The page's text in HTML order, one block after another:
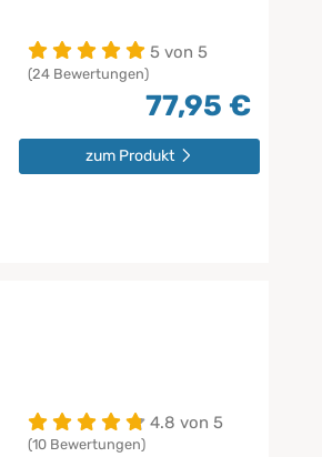
5 von 5
(24 Bewertungen)
77,95 €
zum Produkt
4.8 von 5
(10 Bewertungen)